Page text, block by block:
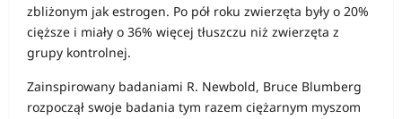
zbliżonym jak estrogen. Po pół roku zwierzęta były o 20%
cięższe i miały o 36% więcej tłuszczu niż zwierzęta z
grupy kontrolnej.
Zainspirowany badaniami R. Newbold, Bruce Blumberg
rozpoczął swoje badania tym razem ciężarnym myszom